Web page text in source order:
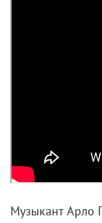
Музыкант Арло